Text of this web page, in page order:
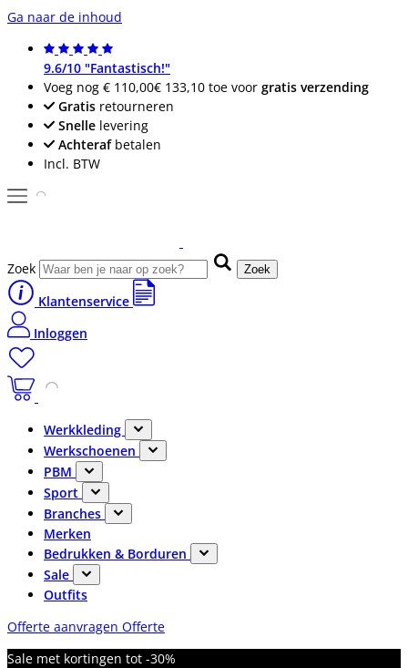
Ga naar de inhoud
9.6/10 "Fantastisch!"
Voeg nog € 110,00€ 133,10 toe voor gratis verzending
Gratis retourneren
Snelle levering
Achterafbetalen
Incl. BTW
Zoek Zoek
Klantenservice
Inloggen
Werkkleding
Werkschoenen
PBM
Sport
Branches
Merken
Bedrukken & Borduren
Sale
Outfits
Offerte aanvragen Offerte
Sale met kortingen tot -30%